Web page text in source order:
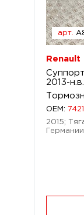
арт.
Renault
2013-н.в.
OEM:
2015;